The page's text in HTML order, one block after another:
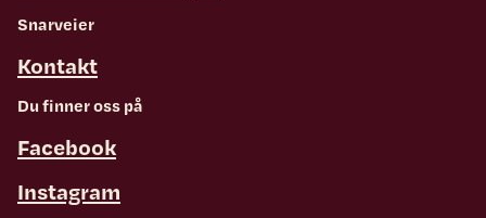
Snarveier
Kontakt
Du finner oss på
Facebook
Instagram